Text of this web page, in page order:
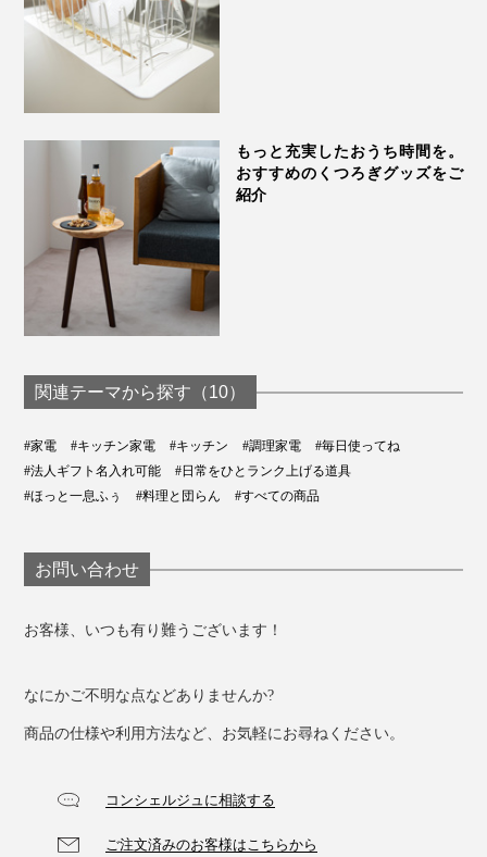
もっと充実したおうち時間を。
おすすめのくつろぎグッズをご
紹介
関連テーマから探す（10）
#家電 #キッチン家電 #キッチン #調理家電
#毎日使ってね
#法人ギフト名入れ可能
#日常をひとランク上げる道具
#ほっと一息ふぅ
#料理と団らん #すべての商品
お問い合わせ
お客様、いつも有り難うございます！
なにかご不明な点などありませんか?
商品の仕様や利用方法など、お気軽にお尋ねください。
コンシェルジュに相談する
ご注文済みのお客様はこちらから